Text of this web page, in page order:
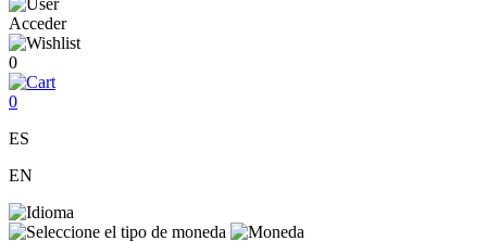
Acceder
0
0
ES
EN